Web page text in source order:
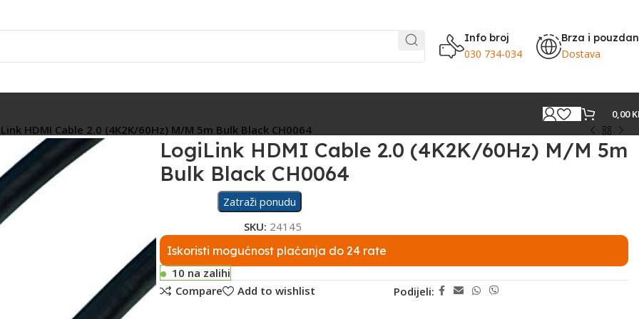
Info broj
030 734-034
Brza i
Dostava
0,00
HDMI Cable 2.0 (4K2K/60Hz) M/M 5m Bulk Black CH0064
LogiLink HDMI Cable 2.0 (4K2K/60Hz) M/M 5m
Bulk Black CH0064
Zatraži ponudu
SKU: 24145
Iskoristi mogućnost plaćanja do 24 rate
10 na zalihi
Compare
Add to wishlist Podijeli: